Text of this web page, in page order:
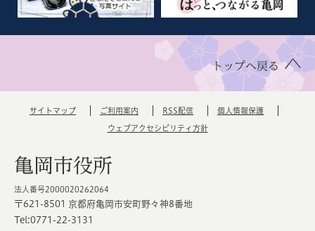
トップへ戻る
サイトマップ ご利用案内 RSS配信 個人情報保護
ウェブアクセシビリティ方針
亀岡市役所
法人番号2000020262064
〒621-8501 京都府亀岡市安町野々神8番地
Tel:0771-22-3131